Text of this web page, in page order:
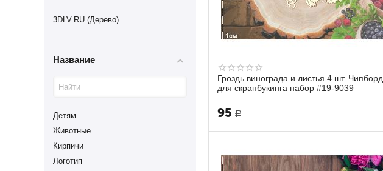
Гроздь винограда и листья 4 шт. Чипборд
для скрапбукинга набор #19-9039
95 Р
3DLV.RU (Дерево)
Название
Детям
Животные
Кирпичи
Логотип